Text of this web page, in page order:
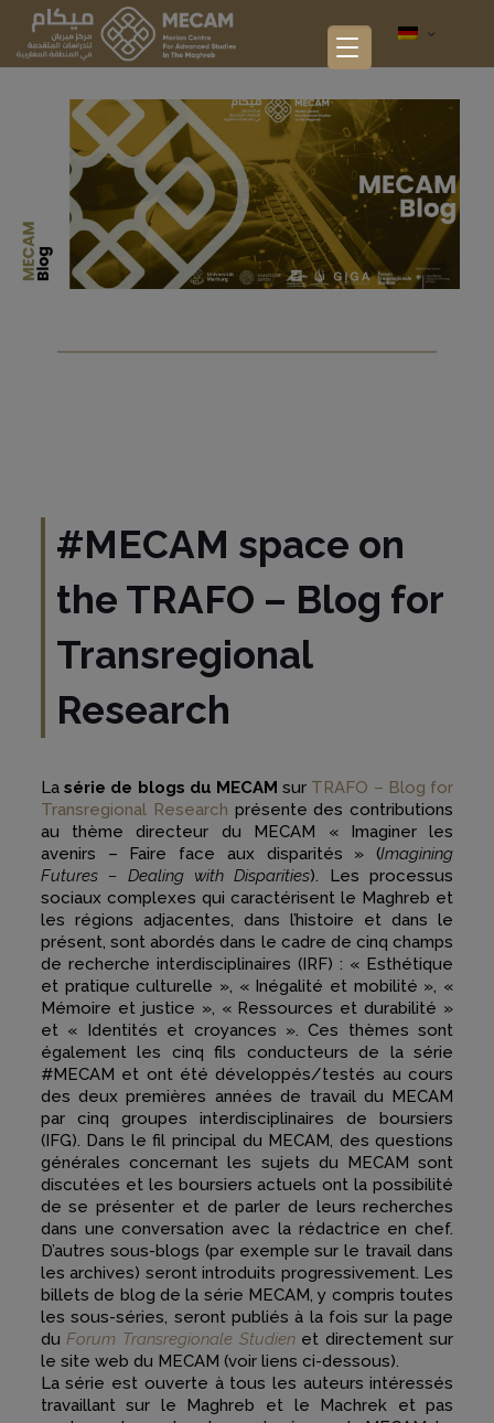
#MECAM space on
the TRAFO – Blog for
Transregional
Research
Lasérie de blogs du MECAM sur TRAFO – Blog for
Transregional Research présente des contributions
au thème directeur du MECAM « Imaginer les
avenirs – Faire face aux disparités » (Imagining
Futures – Dealing with Disparities). Les processus
sociaux complexes qui caractérisent le Maghreb et
les régions adjacentes, dans l’histoire et dans le
présent, sont abordés dans le cadre de cinq champs
de recherche interdisciplinaires (IRF) : « Esthétique
et pratique culturelle », « Inégalité et mobilité », «
Mémoire et justice », « Ressources et durabilité »
et « Identités et croyances ». Ces thèmes sont
également les cinq fils conducteurs de la série
#MECAM et ont été développés/testés au cours
des deux premières années de travail du MECAM
par cinq groupes interdisciplinaires de boursiers
(IFG). Dans le fil principal du MECAM, des questions
générales concernant les sujets du MECAM sont
discutées et les boursiers actuels ont la possibilité
de se présenter et de parler de leurs recherches
dans une conversation avec la rédactrice en chef.
D’autres sous-blogs (par exemple sur le travail dans
les archives) seront introduits progressivement. Les
billets de blog de la série MECAM, y compris toutes
les sous-séries, seront publiés à la fois sur la page
du Forum Transregionale Studien et directement sur
le site web du MECAM (voir liens ci-dessous).
La série est ouverte à tous les auteurs intéressés
travaillant sur le Maghreb et le Machrek et pas